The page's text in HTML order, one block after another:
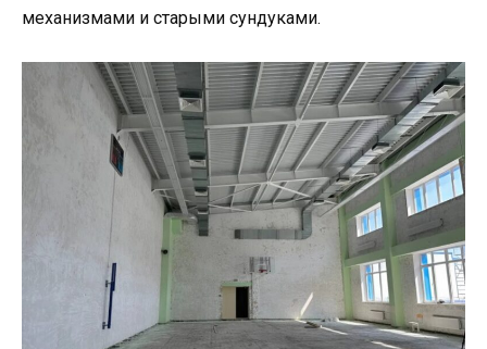
механизмами и старыми сундуками.